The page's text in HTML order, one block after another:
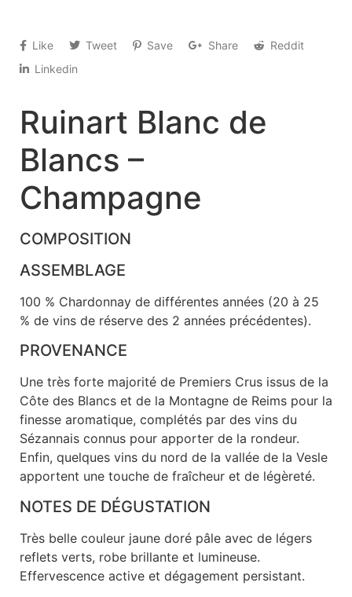
Like Tweet Save Share
Reddit
Linkedin
Ruinart Blanc de
Blancs –
Champagne
COMPOSITION
ASSEMBLAGE
100 % Chardonnay de différentes années (20 à 25
% de vins de réserve des 2 années précédentes).
PROVENANCE
Une très forte majorité de Premiers Crus issus de la
Côte des Blancs et de la Montagne de Reims pour la
finesse aromatique, complétés par des vins du
Sézannais connus pour apporter de la rondeur.
Enfin, quelques vins du nord de la vallée de la Vesle
apportent une touche de fraîcheur et de légèreté.
NOTES DE DÉGUSTATION
Très belle couleur jaune doré pâle avec de légers
reflets verts, robe brillante et lumineuse.
Effervescence active et dégagement persistant.